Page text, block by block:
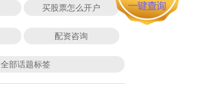
买股票怎么开户
配资咨询
全部话题标签